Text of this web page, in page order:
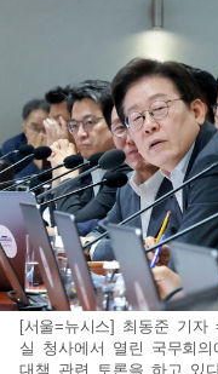
[서울=뉴시스] 최동준 기
실 청사에서 열린 국무회
대책 관련 토론을 하고 있